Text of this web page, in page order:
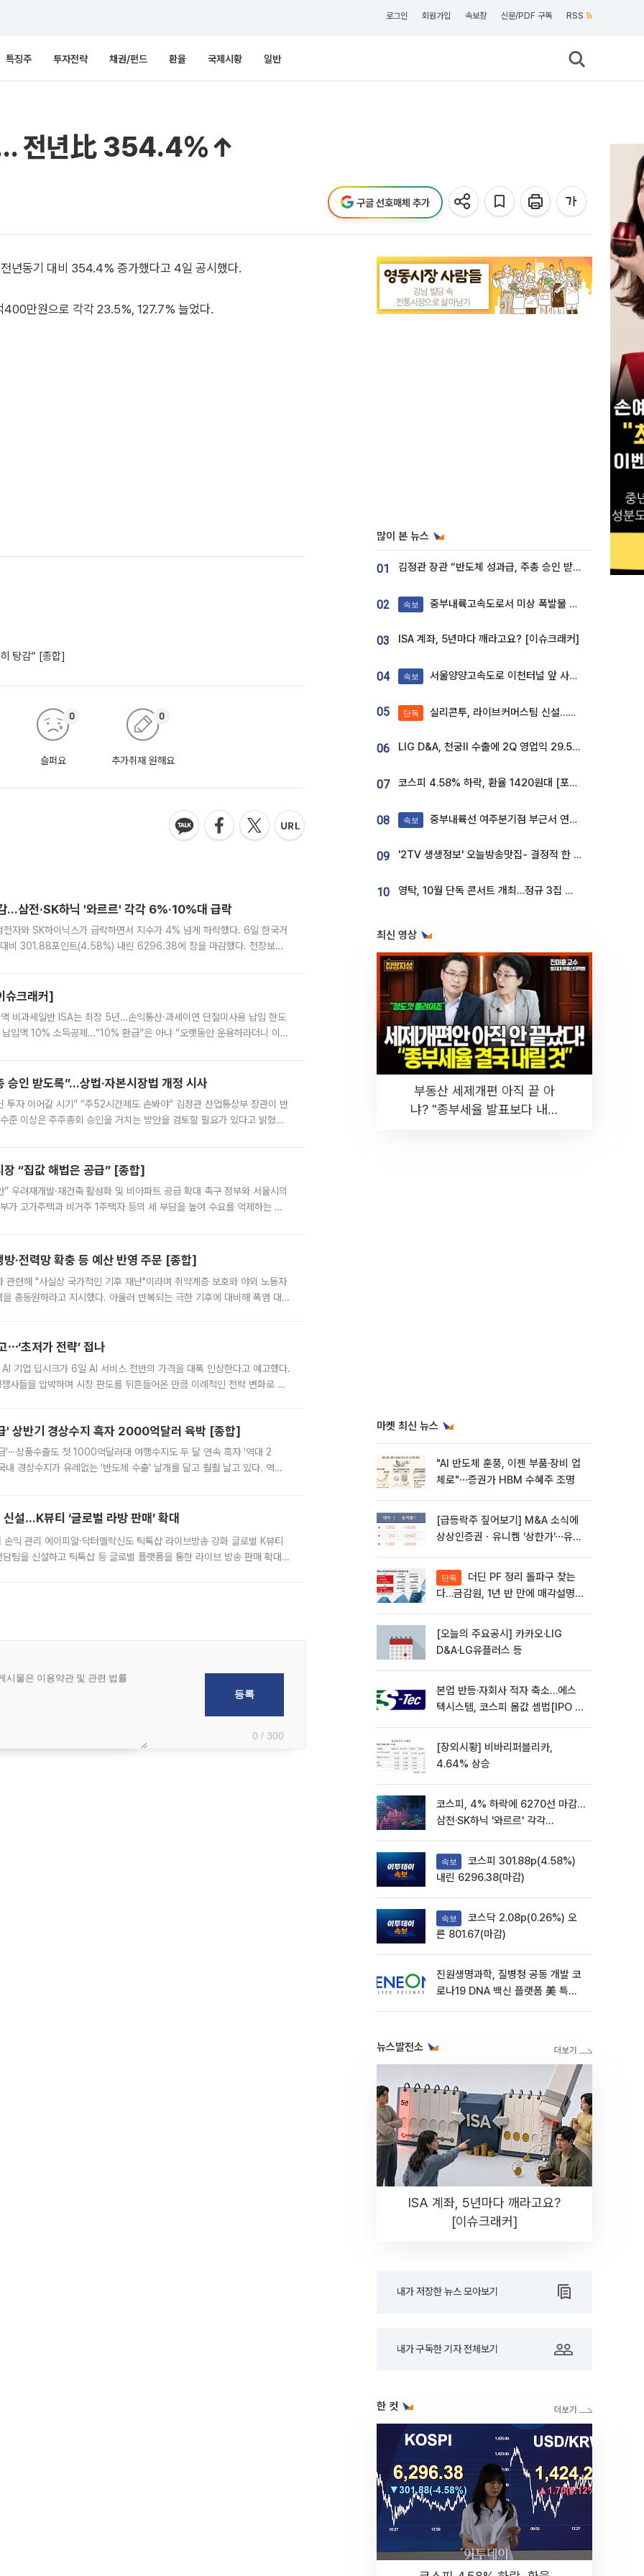
로그인 회원가입 속보창 신문/PDF 구독 RSS
특징주 투자전략 채권/펀드 환율 국제시황 일반
… 전년比 354.4%↑
구글 선호매체 추가
년동기 대비 354.4% 증가했다고 4일 공시했다.
만원으로 각각 23.5%, 127.7% 늘었다.
탕감” [종합]
슬퍼요
0
추가취재 원해요
0
삼전·SK하닉 '와르르' 각각 6%·10%대 급락
자와 SK하이닉스가 급락하면서 지수가 4% 넘게 하락했다. 6일 한국거
대비 301.88포인트(4.58%) 내린 6296.38에 장을 마감했다. 전장보다
슈크래커]
비과세일반 ISA는 최장 5년…손익통산·과세이연 단절미사용 납입 한도
입액 10% 소득공제…“10% 환급”은 아냐 “오랫동안 운용하라더니 이제
승인 받도록”…상법·자본시장법 개정 시사
투자 이어갈 시기” “주52시간제도 손봐야” 김정관 산업통상부 장관이 반
준 이상은 주주총회 승인을 거치는 방안을 검토할 필요가 있다고 밝혔다.
“집값 해법은 공급” [종합]
우려재개발·재건축 활성화 및 비아파트 공급 확대 촉구 정부와 서울시의
가 고가주택과 비거주 1주택자 등의 세 부담을 높여 수요를 억제하는 카
·전력망 확충 등 예산 반영 주문 [종합]
련해 "사실상 국가적인 기후 재난"이라며 취약계층 보호와 야외 노동자
총동원하라고 지시했다. 아울러 반복되는 극한 기후에 대비해 폭염 대응
⋯‘초저가 전략’ 접나
기업 딥시크가 6일 AI 서비스 전반의 가격을 대폭 인상한다고 예고했다.
사들을 압박하며 시장 판도를 뒤흔들어온 만큼 이례적인 전략 변화로 평
' 상반기 경상수지 흑자 2000억달러 육박 [종합]
상품수출도 첫 1000억달러대 여행수지도 두 달 연속 흑자 '역대 2
경상수지가 유례없는 '반도체 수출' 날개를 달고 훨훨 날고 있다. 역대
설…K뷰티 ‘글로벌 라방 판매’ 확대
익 관리 에이피알·닥터멜락신도 틱톡샵 라이브방송 강화 글로벌 K뷰티
팀을 신설하고 틱톡샵 등 글로벌 플랫폼을 통한 라이브 방송 판매 확대에
0 / 300
많이 본 뉴스
01 김정관 장관 “반도체 성과급, 주총 승인 받도록”…상법·자본시장법 개정 시사
02 속보 중부내륙고속도로서 미상 폭발물 발견
03 ISA 계좌, 5년마다 깨라고요? [이슈크래커]
04 속보 서울양양고속도로 이천터널 앞 사고 발생
05 단독 실리콘투, 라이브커머스팀 신설…K뷰티 ‘글로벌 판매망’ 확대[K뷰티 라방戰]
06 LIG D&A, 천궁Ⅱ 수출에 2Q 영업익 29.5%↑…수주잔고 24.6조 [종합]
07 코스피 4.58% 하락, 환율 1420원대 [포토]
08 속보 중부내륙선 여주분기점 부근서 연이은 추돌사고 발생
09 '2TV 생생정보' 오늘방송맛집- 결정적 한 수, 3종 메밀면! 메밀 소바 맛집 '의○○○○'
10 영탁, 10월 단독 콘서트 개최…정규 3집 신곡 첫선
최신 영상
부동산 세제개편 아직 끝 아
냐? "종부세율 발표보다 내릴
마켓 최신 뉴스
"AI 반도체 훈풍, 이젠 부품·장비 업
체로"⋯증권가 HBM 수혜주 조명
[급등락주 짚어보기] M&A 소식에
상상인증권ㆍ유니켐 ‘상한가’⋯유증
단독
다…금감원, 1년 반 만에 매각설명회
[오늘의 주요공시] 카카오·LIG
D&A·LG유플러스 등
본업 반등·자회사 적자 축소…에스
텍시스템, 코스피 몸값 셈법[IPO 엑
[장외시황] 비바리퍼블리카,
4.64% 상승
코스피, 4% 하락에 6270선 마감…
삼전·SK하닉 '와르르' 각각
속보
내린 6296.38(마감)
속보
른 801.67(마감)
진원생명과학, 질병청 공동 개발 코
로나19 DNA 백신 플랫폼 美 특허
뉴스발전소
ISA 계좌, 5년마다 깨라고요?
[이슈크래커]
내가 저장한 뉴스 모아보기
내가 구독한 기자 전체보기
한 컷